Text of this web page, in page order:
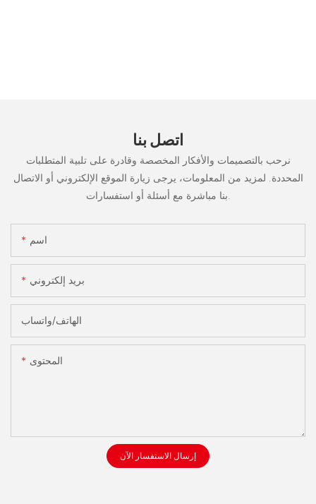
اتصل بنا
نرحب بالتصميمات والأفكار المخصصة وقادرة على تلبية المتطلبات
المحددة. لمزيد من المعلومات، يرجى زيارة الموقع الإلكتروني أو الاتصال
اسم
بريد إلكتروني
الهاتف/واتساب
المحتوى
إرسال الاستفسار الآن